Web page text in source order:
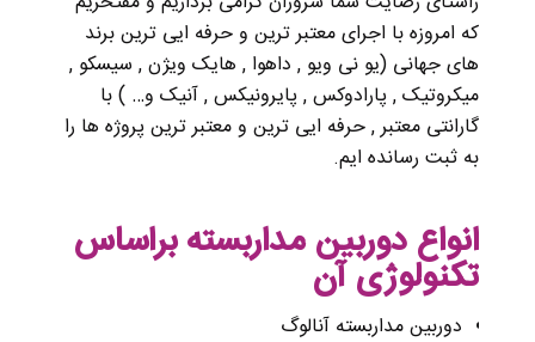
که امروزه با اجرای معتبر ترین و حرفه ایی ترین برند
های جهانی (یو نی ویو , داهوا , هایک ویژن , سیسکو ,
میکروتیک , پارادوکس , پایرونیکس , آنیک و… ) با
گارانتی معتبر , حرفه ایی ترین و معتبر ترین پروژه ها را
به ثبت رسانده ایم.
انواع دوربین مداربسته براساس
تکنولوژی آن
دوربین مداربسته آنالوگ